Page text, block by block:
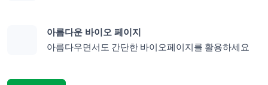
아름다운 바이오 페이지
아름다우면서도 간단한 바이오페이지를 활용하세요